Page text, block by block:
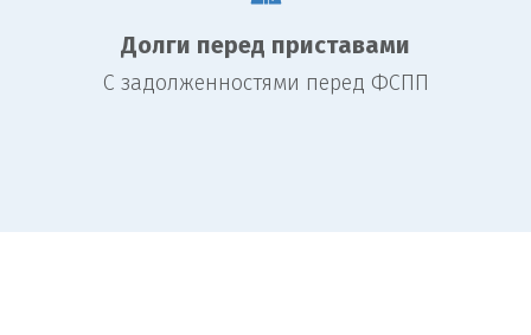
Долги перед приставами
С задолженностями перед ФСПП